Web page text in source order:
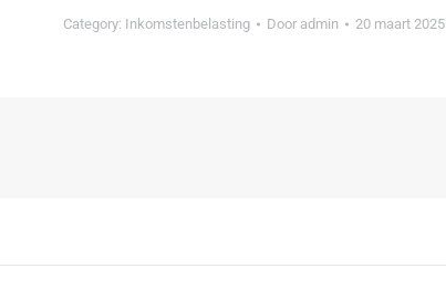
Category: Inkomstenbelasting Door admin 20 maart 2025